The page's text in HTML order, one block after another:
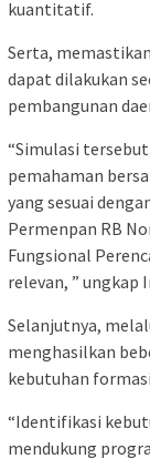
kuantitatif.
Serta,
dapat dilakukan
pembangunan
“Simulasi
pemahaman
yang sesuai
Permenpan RB
Fungsional
relevan, ” ungkap
Selanjutnya,
menghasilkan
kebutuhan
“Identifikasi
mendukung